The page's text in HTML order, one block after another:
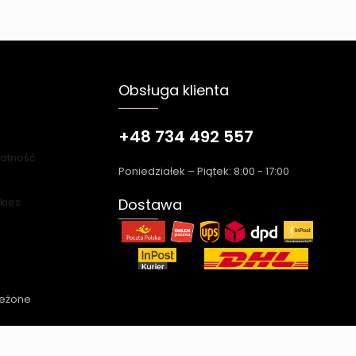
Obsługa klienta
+48 734 492 557
Poniedziałek – Piątek: 8:00 - 17:00
Dostawa